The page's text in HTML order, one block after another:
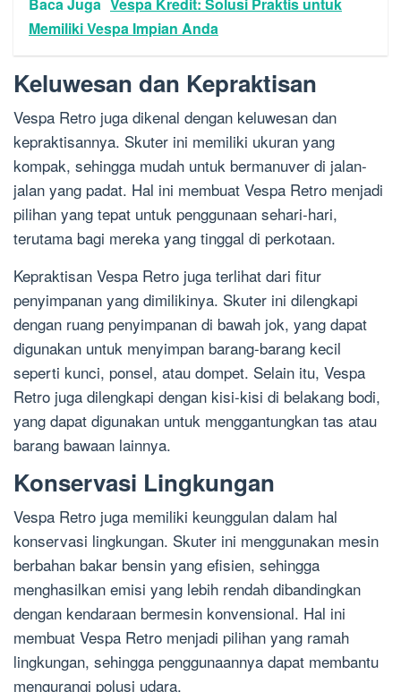
Baca Juga Vespa Kredit: Solusi Praktis untuk
Memiliki Vespa Impian Anda
Keluwesan dan Kepraktisan
Vespa Retro juga dikenal dengan keluwesan dan
kepraktisannya. Skuter ini memiliki ukuran yang
kompak, sehingga mudah untuk bermanuver di jalan-
jalan yang padat. Hal ini membuat Vespa Retro menjadi
pilihan yang tepat untuk penggunaan sehari-hari,
terutama bagi mereka yang tinggal di perkotaan.
Kepraktisan Vespa Retro juga terlihat dari fitur
penyimpanan yang dimilikinya. Skuter ini dilengkapi
dengan ruang penyimpanan di bawah jok, yang dapat
digunakan untuk menyimpan barang-barang kecil
seperti kunci, ponsel, atau dompet. Selain itu, Vespa
Retro juga dilengkapi dengan kisi-kisi di belakang bodi,
yang dapat digunakan untuk menggantungkan tas atau
barang bawaan lainnya.
Konservasi Lingkungan
Vespa Retro juga memiliki keunggulan dalam hal
konservasi lingkungan. Skuter ini menggunakan mesin
berbahan bakar bensin yang efisien, sehingga
menghasilkan emisi yang lebih rendah dibandingkan
dengan kendaraan bermesin konvensional. Hal ini
membuat Vespa Retro menjadi pilihan yang ramah
lingkungan, sehingga penggunaannya dapat membantu
mengurangi polusi udara.